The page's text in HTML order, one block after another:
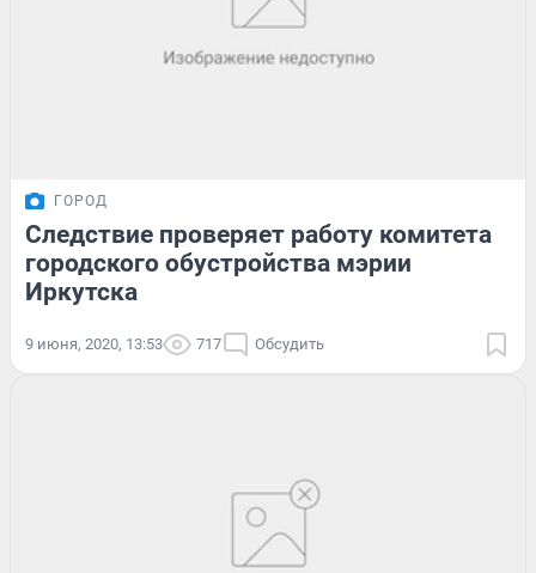
ГОРОД
Следствие проверяет работу комитета
городского обустройства мэрии
Иркутска
9 июня, 2020, 13:53 717 Обсудить